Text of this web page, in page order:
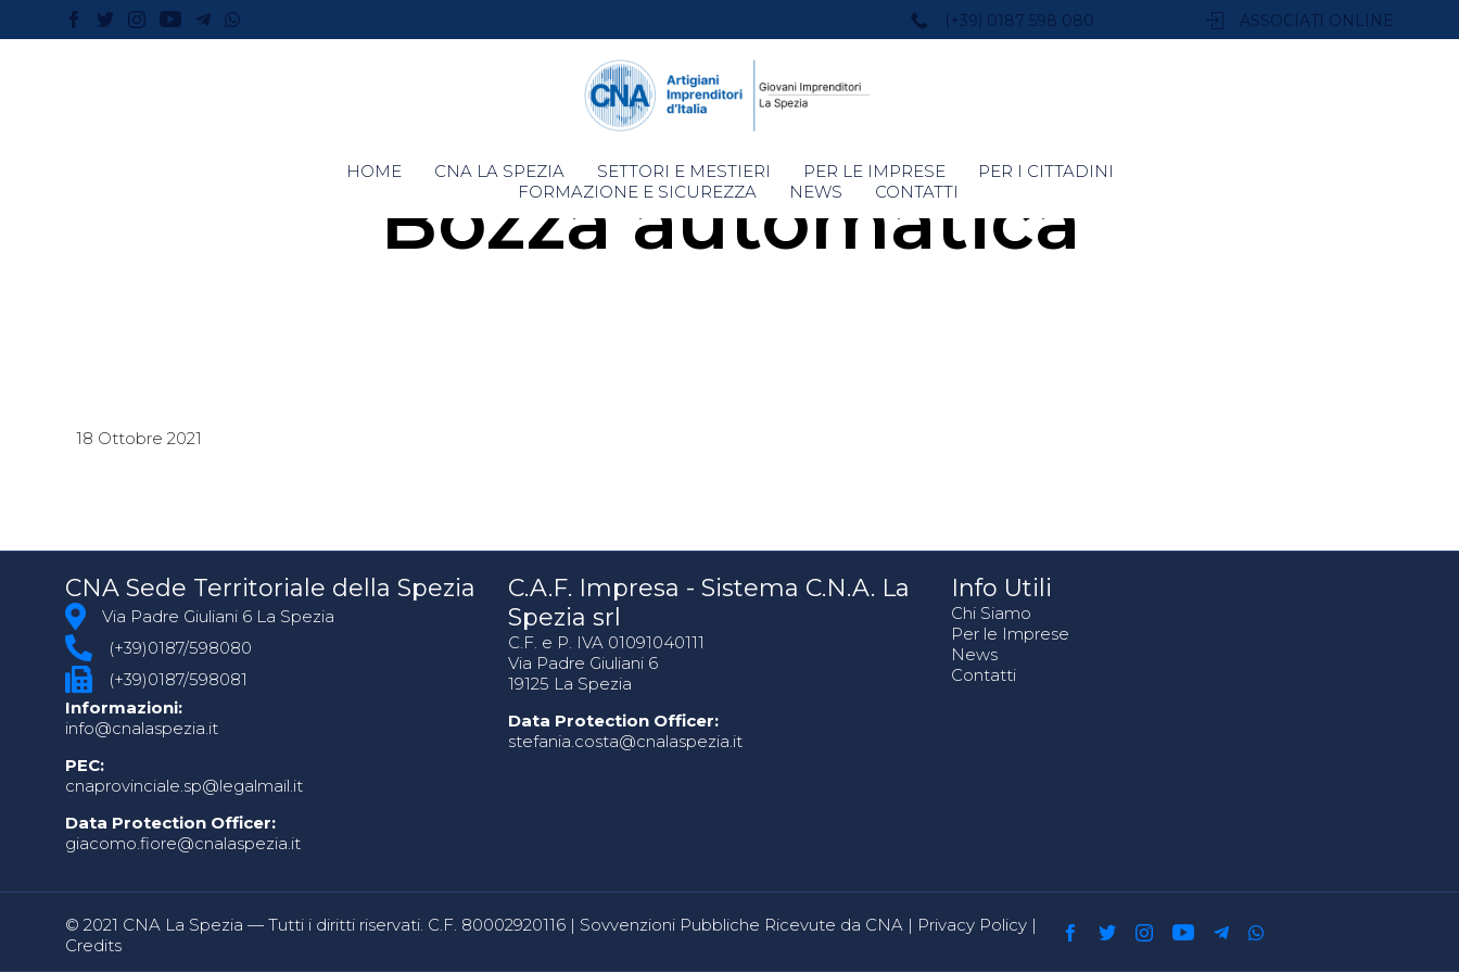
(+39) 0187 598 080 ASSOCIATI ONLINE
Skip
to
HOME CNA LA SPEZIA SETTORI E MESTIERI PER LE IMPRESE
PER I CITTADINI
FORMAZIONE E SICUREZZA
NEWS CONTATTI
Bozza automatica
18 Ottobre 2021
CNA Sede Territoriale della Spezia
Via Padre Giuliani 6 La Spezia
(+39)0187/598080
(+39)0187/598081
Informazioni:
info@cnalaspezia.it
PEC:
cnaprovinciale.sp@legalmail.it
Data Protection Officer:
giacomo.fiore@cnalaspezia.it
C.A.F. Impresa - Sistema C.N.A. La
Spezia srl
C.F. e P. IVA 01091040111
Via Padre Giuliani 6
19125 La Spezia
Data Protection Officer:
stefania.costa@cnalaspezia.it
Info Utili
Chi Siamo
Per le Imprese
News
Contatti
© 2021 CNA La Spezia — Tutti i diritti riservati. C.F. 80002920116 | Sovvenzioni Pubbliche Ricevute da CNA | Privacy Policy |
Credits